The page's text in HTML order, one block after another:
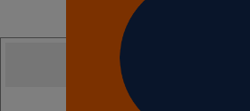
Nummer: